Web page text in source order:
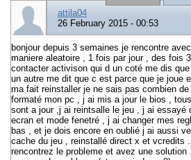
attila04
26 February 2015 - 00:53
bonjour depuis 3 semaines je rencontre
maniere aleatoire , 1 fois par jour , des fois
contacter activison qui d un coté me dis
un autre me dit que c est parce que je joue
ma fait reinstaller je ne sais pas combien
formaté mon pc , j ai mis a jour le bios ,
sont a jour ,j ai reintsalle le jeu , j ai essayé
ecran et mode fenetré , j ai changer mes
bas , et je dois encore en oublié j ai aussi
cache du jeu , reinstallé direct x et vcredits
rencontrez le probleme et avez une